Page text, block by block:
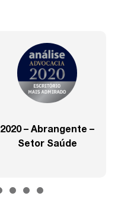
2020 – Abrangente –
Setor Saúde